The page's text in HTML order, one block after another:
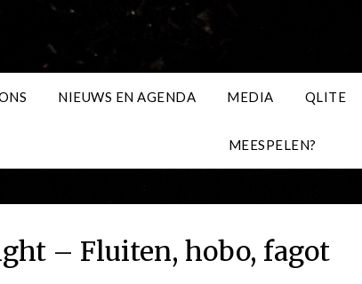
NIEUWS EN AGENDA MEDIA QLITE
MEESPELEN?
– Fluiten, hobo, fagot